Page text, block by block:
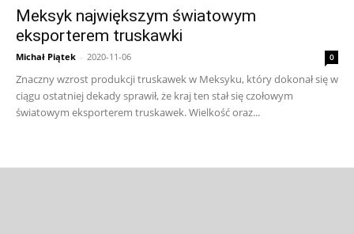
Meksyk największym światowym
eksporterem truskawki
Michał Piątek - 2020-11-06 0
Znaczny wzrost produkcji truskawek w Meksyku, który dokonał się w
ciągu ostatniej dekady sprawił, że kraj ten stał się czołowym
światowym eksporterem truskawek. Wielkość oraz...